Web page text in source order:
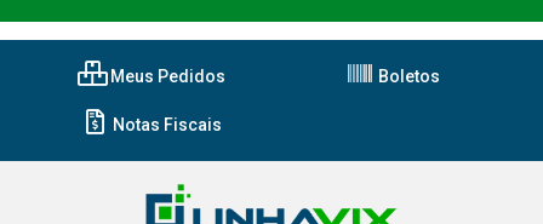
Meus Pedidos Boletos
Notas Fiscais